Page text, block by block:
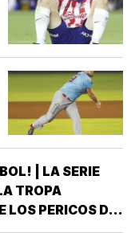
| LA SERIE
TROPA
PERICOS DE
DE LA ÚLTIMA